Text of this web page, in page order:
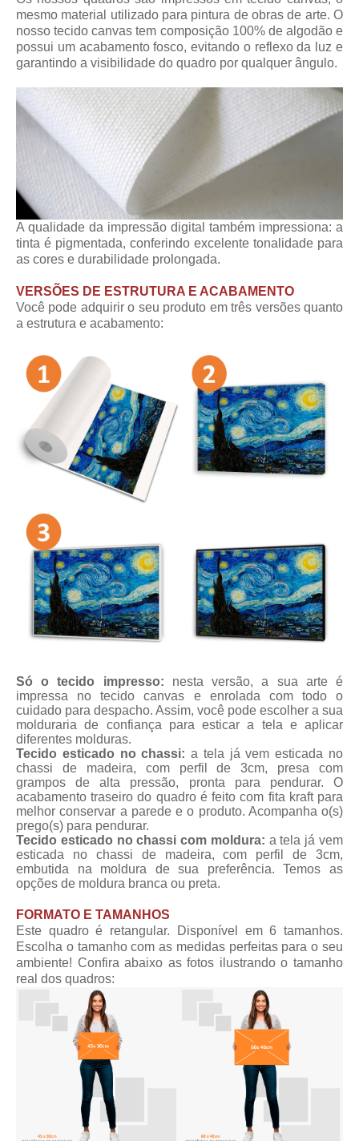
mesmo material utilizado para pintura de obras de arte. O
nosso tecido canvas tem composição 100% de algodão e
possui um acabamento fosco, evitando o reflexo da luz e
garantindo a visibilidade do quadro por qualquer ângulo.
A qualidade da impressão digital também impressiona: a
tinta é pigmentada, conferindo excelente tonalidade para
as cores e durabilidade prolongada.
VERSÕES DE ESTRUTURA E ACABAMENTO
Você pode adquirir o seu produto em três versões quanto
a estrutura e acabamento:
Só o tecido impresso: nesta versão, a sua arte é
impressa no tecido canvas e enrolada com todo o
cuidado para despacho. Assim, você pode escolher a sua
molduraria de confiança para esticar a tela e aplicar
diferentes molduras.
Tecido esticado no chassi: a tela já vem esticada no
chassi de madeira, com perfil de 3cm, presa com
grampos de alta pressão, pronta para pendurar. O
acabamento traseiro do quadro é feito com fita kraft para
melhor conservar a parede e o produto. Acompanha o(s)
prego(s) para pendurar.
Tecido esticado no chassi com moldura: a tela já vem
esticada no chassi de madeira, com perfil de 3cm,
embutida na moldura de sua preferência. Temos as
opções de moldura branca ou preta.
FORMATO E TAMANHOS
Este quadro é retangular. Disponível em 6 tamanhos.
Escolha o tamanho com as medidas perfeitas para o seu
ambiente! Confira abaixo as fotos ilustrando o tamanho
real dos quadros: